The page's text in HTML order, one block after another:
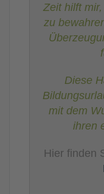
Zeit hilft
zu
Diese
mit dem
ihren
Hier finden